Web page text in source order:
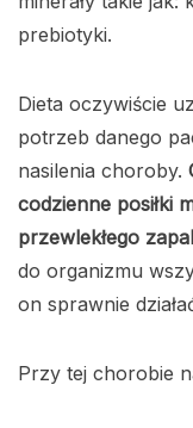
prebiotyki.
Dieta oczywiście
potrzeb danego
nasilenia choroby.
codzienne posiłki
przewlekłego
do organizmu
on sprawnie
Przy tej chorobie